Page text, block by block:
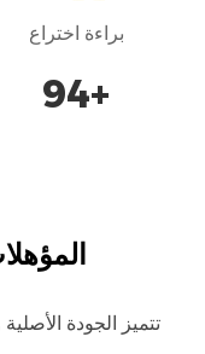
الامتثال
بتدابير
وبعيداً عن
براءة اختراع
100+
تتميز الجودة